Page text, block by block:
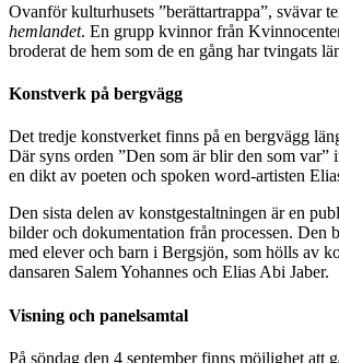
Ovanför kulturhusets ”berättartrappa”, svävar
hemlandet. En grupp kvinnor från
broderat de hem som de en gång har tvingats
Konstverk på bergvägg
Det tredje konstverket finns på en bergvägg
Där syns orden ”Den som är blir den som var”
en dikt av poeten och spoken word-artisten
Den sista delen av konstgestaltningen är en
bilder och dokumentation från processen. Den
med elever och barn i Bergsjön, som hölls av
dansaren Salem Yohannes och Elias Abi Jaber.
Visning och panelsamtal
På söndag den 4 september finns möjlighet att